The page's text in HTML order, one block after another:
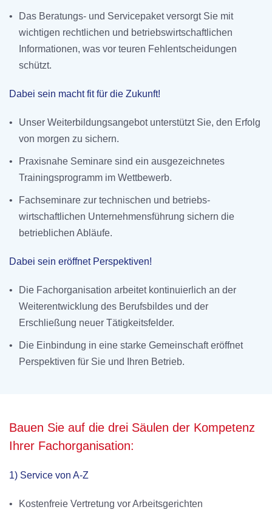
•
Das Beratungs- und Servicepaket versorgt Sie mit
wichtigen rechtlichen und betriebswirtschaft­lichen
Informationen, was vor teuren Fehlent­scheidungen
schützt.
Dabei sein macht fit für die Zukunft!
•
Unser Weiterbildungs­angebot unterstützt Sie, den Erfolg
von morgen zu sichern.
•
Praxisnahe Seminare sind ein ausgezeichnetes
Trainingsprogramm im Wettbewerb.
•
Fachseminare zur technischen und betriebs­
wirtschaftlichen Unterneh­mensführung sichern die
betrieblichen Abläufe.
Dabei sein eröffnet Perspektiven!
•
Die Fachorganisation arbeitet kontinuierlich an der
Weiterentwicklung des Berufsbildes und der
Erschließung neuer Tätigkeitsfelder.
•
Die Einbindung in eine starke Gemeinschaft eröffnet
Perspektiven für Sie und Ihren Betrieb.
Bauen Sie auf die drei Säulen der Kompetenz
Ihrer Fachorganisation:
1) Service von A-Z
• Kostenfreie Vertretung vor Arbeitsgerichten